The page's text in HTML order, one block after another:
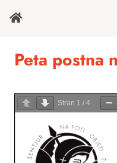
Peta postna
Stran 1 / 4